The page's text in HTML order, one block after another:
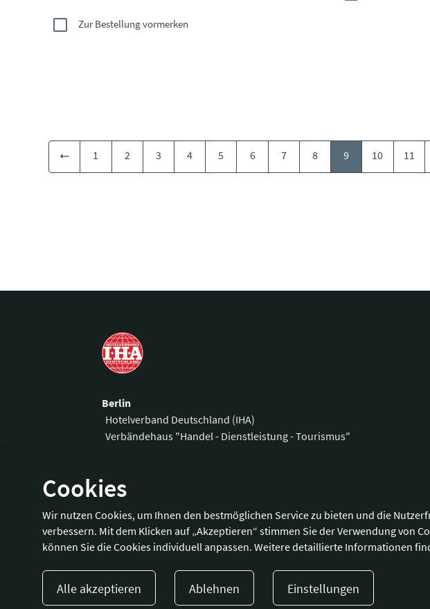
Cookies
Wir nutzen Cookies, um Ihnen den bestmöglichen Service zu bieten und die
verbessern. Mit dem Klicken auf „Akzeptieren“ stimmen Sie der Verwendung von
können Sie die Cookies individuell anpassen. Weitere detaillierte Informationen
Alle akzeptieren Ablehnen Einstellungen
Zur Bestellung vormerken
1 2 3 4 5 6 7 8 9 10 11
Berlin
Hotelverband Deutschland (IHA)
Verbändehaus "Handel - Dienstleistung - Tourismus"
10117 Berlin
Wegbeschreibung
Presse Kontakt Impressum Datenschutzerklärung